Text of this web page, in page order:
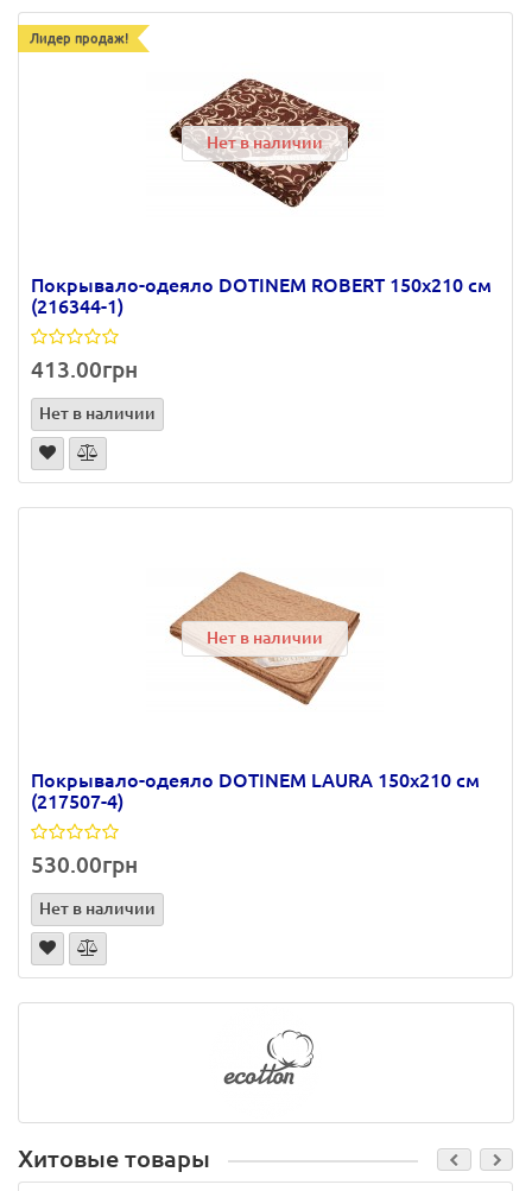
Лидер продаж!
Нет в наличии
Покрывало-одеяло DOTINEM ROBERT 150х210 см
(216344-1)
413.00грн
Нет в наличии
Нет в наличии
Покрывало-одеяло DOTINEM LAURA 150х210 см
(217507-4)
530.00грн
Нет в наличии
Хитовые товары